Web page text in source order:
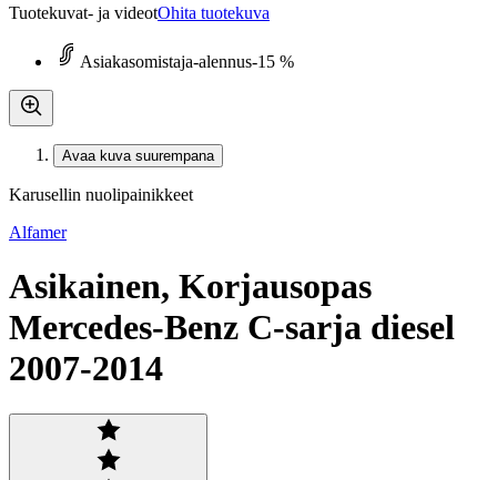
Tuotekuvat- ja videotOhita tuotekuva
Asiakasomistaja-alennus-15 %
Avaa kuva suurempana
Karusellin nuolipainikkeet
Alfamer
Asikainen, Korjausopas
Mercedes-Benz C-sarja diesel
2007-2014